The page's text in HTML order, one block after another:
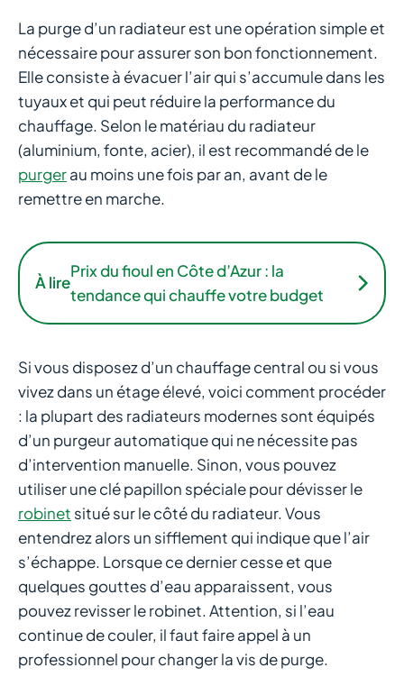
La purge d’un radiateur est une opération simple et
nécessaire pour assurer son bon fonctionnement.
Elle consiste à évacuer l’air qui s’accumule dans les
tuyaux et qui peut réduire la performance du
chauffage. Selon le matériau du radiateur
(aluminium, fonte, acier), il est recommandé de le
purgerau moins une fois par an, avant de le
remettre en marche.
À lire
Prix du fioul en Côte d’Azur : la
tendance qui chauffe votre budget
Si vous disposez d’un chauffage central ou si vous
vivez dans un étage élevé, voici comment procéder
: la plupart des radiateurs modernes sont équipés
d’un purgeur automatique qui ne nécessite pas
d’intervention manuelle. Sinon, vous pouvez
utiliser une clé papillon spéciale pour dévisser le
robinet situé sur le côté du radiateur. Vous
entendrez alors un sifflement qui indique que l’air
s’échappe. Lorsque ce dernier cesse et que
quelques gouttes d’eau apparaissent, vous
pouvez revisser le robinet. Attention, si l’eau
continue de couler, il faut faire appel à un
professionnel pour changer la vis de purge.